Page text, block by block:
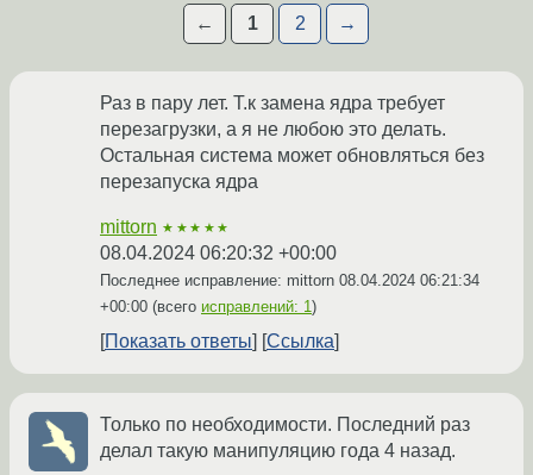
← 1 2 →
Раз в пару лет. Т.к замена ядра требует
перезагрузки, а я не любою это делать.
Остальная система может обновляться без
перезапуска ядра
mittorn ★★★★★
08.04.2024 06:20:32 +00:00
Последнее исправление: mittorn 08.04.2024 06:21:34
+00:00 (всего исправлений: 1)
Показать ответы Ссылка
Только по необходимости. Последний раз
делал такую манипуляцию года 4 назад.